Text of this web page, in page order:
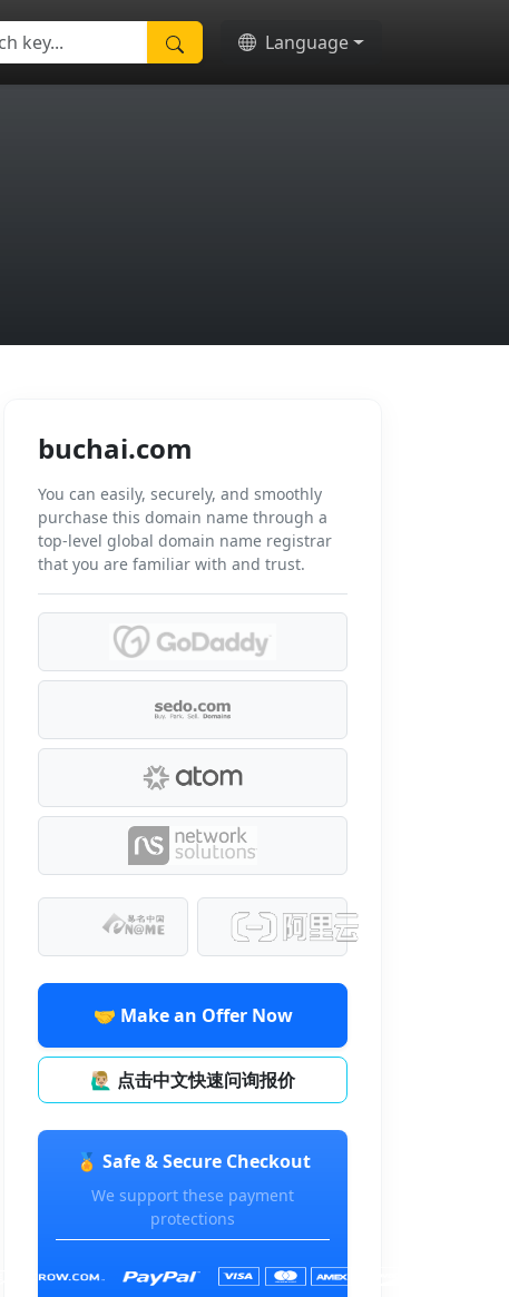
Language
buchai.com
You can easily, securely, and smoothly
purchase this domain name through a
top-level global domain name registrar
that you are familiar with and trust.
🤝 Make an Offer Now
🙋🏼‍♂️ 点击中文快速问询报价
🏅 Safe & Secure Checkout
We support these payment
protections